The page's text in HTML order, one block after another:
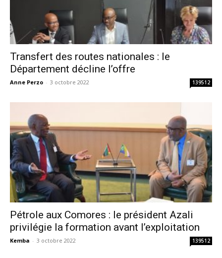
Transfert des routes nationales : le
Département décline l’offre
Anne Perzo - 3 octobre 2022 139512
Pétrole aux Comores : le président Azali
privilégie la formation avant l’exploitation
Kemba - 3 octobre 2022 139512